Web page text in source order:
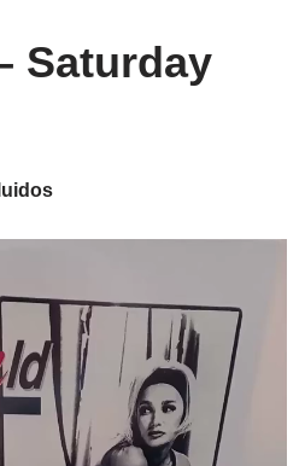
Saturday